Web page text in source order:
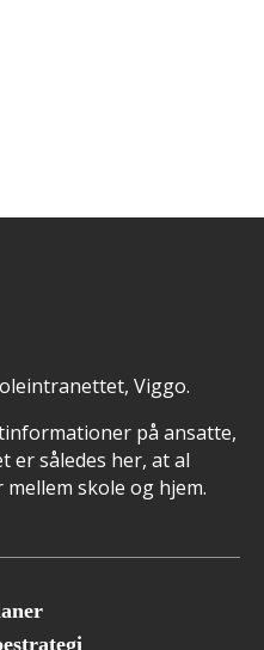
Viggo.
på ansatte,
er således her, at al
skole og hjem.